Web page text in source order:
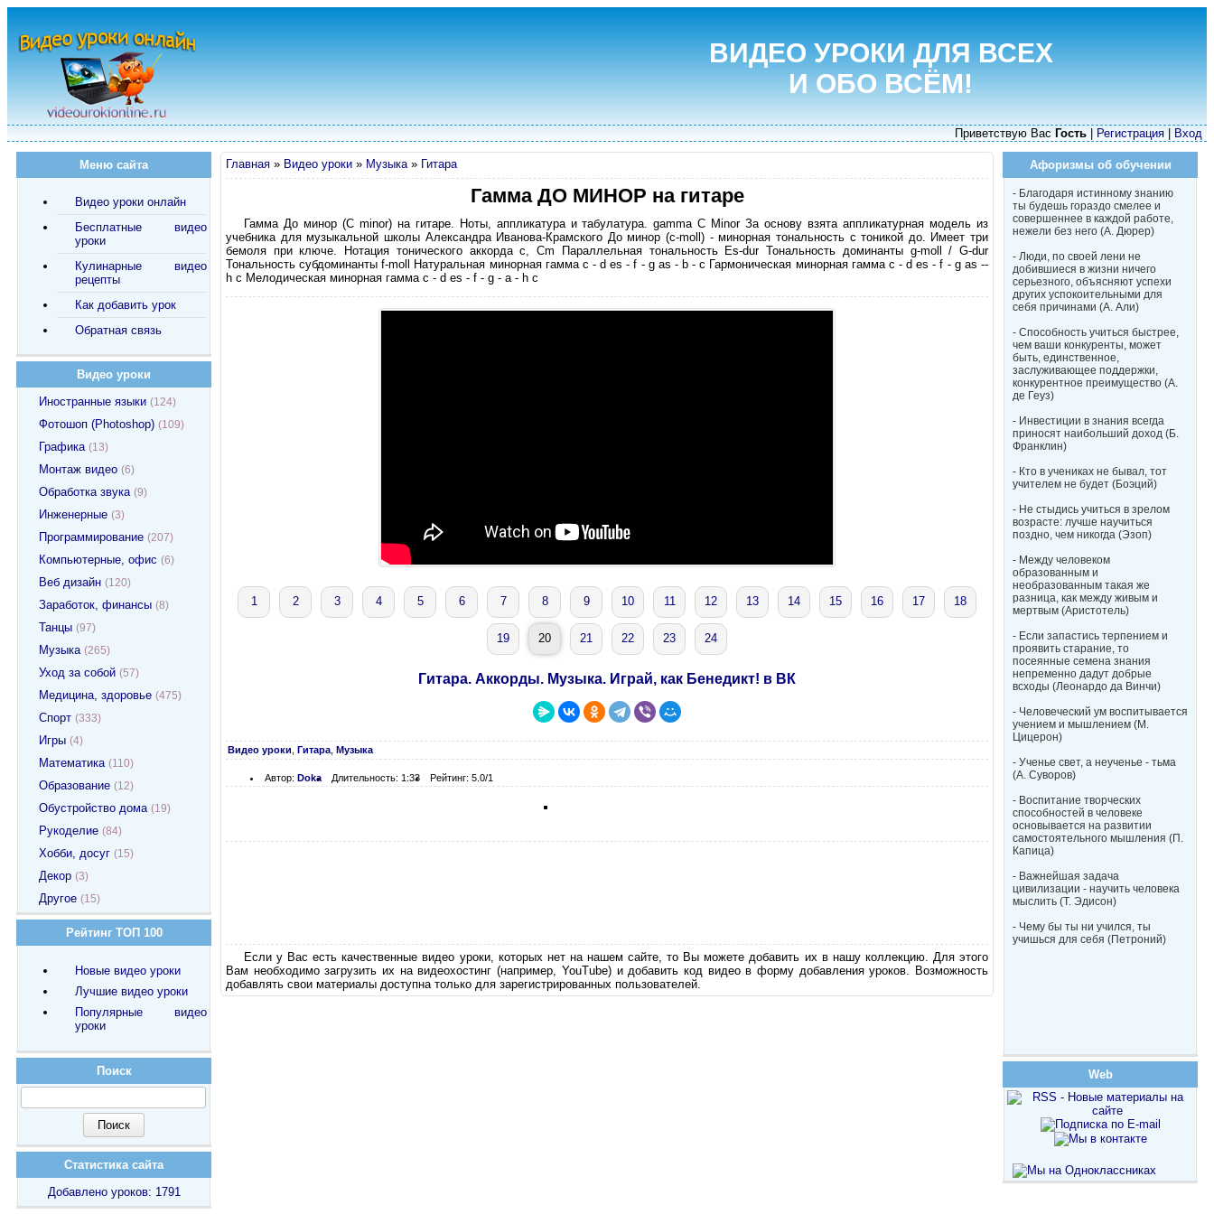
ВИДЕО УРОКИ ДЛЯ ВСЕХ
И ОБО ВСЁМ!
Приветствую Вас Гость Регистрация Вход
Главная » Видео уроки » Музыка» Гитара
Гамма ДО МИНОР на гитаре
Гамма До минор (C minor) на гитаре. Ноты, аппликатура и табулатура. gamma C Minor За основу взята аппликатурная модель из
учебника для музыкальной школы Александра Иванова-Крамского До минор (c-moll) - минорная тональность с тоникой до. Имеет три
бемоля при ключе. Нотация тонического аккорда c, Cm Параллельная тональность Es-dur Тональность доминанты g-moll / G-dur
Тональность субдоминанты f-moll Натуральная минорная гамма c - d es - f - g as - b - c Гармоническая минорная гамма c - d es - f - g as --
h c Мелодическая минорная гамма c - d es - f - g - a - h c
1 2 3 4 5 6 7 8 9 10 11 12 13 14 15 16 17 18
19 20 21 22 23 24
Гитара. Аккорды. Музыка. Играй, как Бенедикт! в ВК
Видео уроки Гитара Музыка
Автор: Doka Длительность: 1:33 Рейтинг: 5.0/1
Если у Вас есть качественные видео уроки, которых нет на нашем сайте, то Вы можете добавить их в нашу коллекцию. Для этого
Вам необходимо загрузить их на видеохостинг (например, YouTube) и добавить код видео в форму добавления уроков. Возможность
добавлять свои материалы доступна только для зарегистрированных пользователей.
Меню сайта
Видео уроки онлайн
Бесплатные видео
уроки
Кулинарные видео
рецепты
Как добавить урок
Обратная связь
Видео уроки
Иностранные языки (124)
Фотошоп (Photoshop) (109)
Графика (13)
Монтаж видео (6)
Обработка звука (9)
Инженерные (3)
Программирование (207)
Компьютерные, офис (6)
Веб дизайн (120)
Заработок, финансы (8)
Танцы (97)
Музыка (265)
Уход за собой (57)
Медицина, здоровье (475)
Спорт (333)
Игры (4)
Математика (110)
Образование (12)
Обустройство дома (19)
Рукоделие (84)
Хобби, досуг (15)
Декор (3)
Другое (15)
Рейтинг ТОП 100
Новые видео уроки
Лучшие видео уроки
Популярные видео
уроки
Поиск
Статистика сайта
Добавлено уроков: 1791
Афоризмы об обучении
- Благодаря истинному знанию
ты будешь гораздо смелее и
совершеннее в каждой работе,
нежели без него (А. Дюрер)
- Люди, по своей лени не
добившиеся в жизни ничего
серьезного, объясняют успехи
других успокоительными для
себя причинами (А. Али)
- Способность учиться быстрее,
чем ваши конкуренты, может
быть, единственное,
заслуживающее поддержки,
конкурентное преимущество (А.
де Геуз)
- Инвестиции в знания всегда
приносят наибольший доход (Б.
Франклин)
- Кто в учениках не бывал, тот
учителем не будет (Боэций)
- Не стыдись учиться в зрелом
возрасте: лучше научиться
поздно, чем никогда (Эзоп)
- Между человеком
образованным и
необразованным такая же
разница, как между живым и
мертвым (Аристотель)
- Если запастись терпением и
проявить старание, то
посеянные семена знания
непременно дадут добрые
всходы (Леонардо да Винчи)
- Человеческий ум воспитывается
учением и мышлением (М.
Цицерон)
- Ученье свет, а неученье - тьма
(А. Суворов)
- Воспитание творческих
способностей в человеке
основывается на развитии
самостоятельного мышления (П.
Капица)
- Важнейшая задача
цивилизации - научить человека
мыслить (Т. Эдисон)
- Чему бы ты ни учился, ты
учишься для себя (Петроний)
Web